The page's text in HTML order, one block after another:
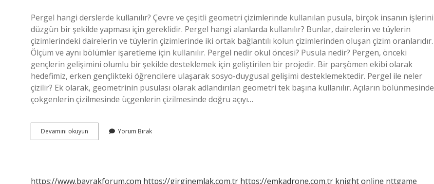
Pergel hangi derslerde kullanılır? Çevre ve çeşitli geometri çizimlerinde kullanılan pusula, birçok insanın işlerini
düzgün bir şekilde yapması için gereklidir. Pergel hangi alanlarda kullanılır? Bunlar, dairelerin ve tüylerin
çizimlerindeki dairelerin ve tüylerin çizimlerinde iki ortak bağlantılı kolun çizimlerinden oluşan çizim oranlarıdır.
Ölçüm ve aynı bölümler işaretleme için kullanılır. Pergel nedir okul öncesi? Pusula nedir? Pergen, önceki
gençlerin gelişimini olumlu bir şekilde desteklemek için geliştirilen bir projedir. Bir parşömen ekibi olarak
hedefimiz, erken gençlikteki öğrencilere ulaşarak sosyo-duygusal gelişimi desteklemektedir. Pergel ile neler
çizilir? Ek olarak, geometrinin pusulası olarak adlandırılan geometri tek başına kullanılır. Açıların bölünmesinde
çokgenlerin çizilmesinde üçgenlerin çizilmesinde doğru açıyı…
Devamını okuyun
Hangi
Yorum Bırak
https://www.bayrakforum.com https://girginemlak.com.tr https://emkadrone.com.tr knight online nttgame